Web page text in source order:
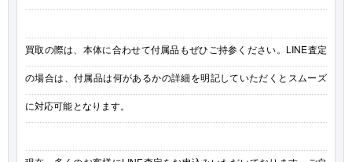
買取の際は、本体に合わせて付属品もぜひご持参ください。LINE査定
の場合は、付属品は何があるかの詳細を明記していただくとスムーズ
に対応可能となります。